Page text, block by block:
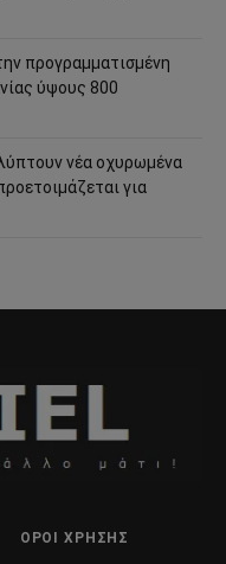
προγραμματισμένη
ύψους 800
νέα οχυρωμένα
για
ΌΡΟΙ ΧΡΉΣΗΣ